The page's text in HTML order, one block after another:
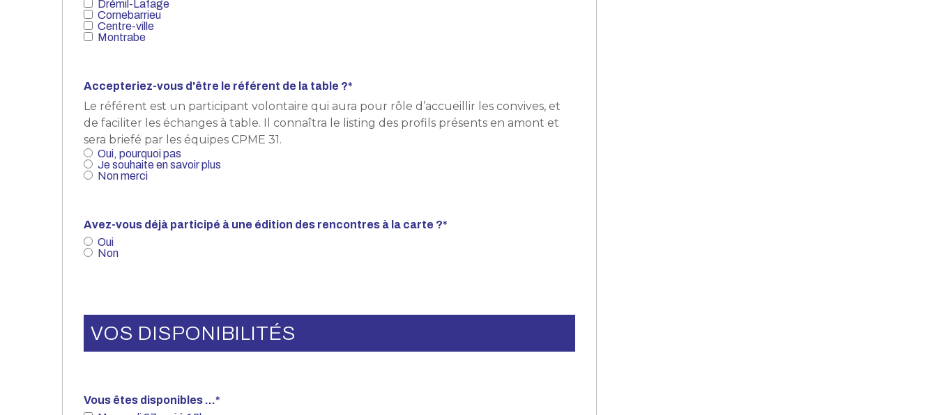
Drémil-Lafage
Cornebarrieu
Centre-ville
Montrabe
Accepteriez-vous d'être le référent de la table ?*
Le référent est un participant volontaire qui aura pour rôle d’accueillir les convives, et
de faciliter les échanges à table. Il connaîtra le listing des profils présents en amont et
sera briefé par les équipes CPME 31.
Oui, pourquoi pas
Je souhaite en savoir plus
Non merci
Avez-vous déjà participé à une édition des rencontres à la carte ?*
Oui
Non
VOS DISPONIBILITÉS
Vous êtes disponibles ...*